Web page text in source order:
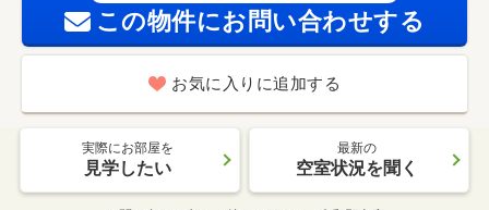
この物件にお問い合わせする
お気に入りに追加する
実際にお部屋を
見学したい
最新の
空室状況を聞く